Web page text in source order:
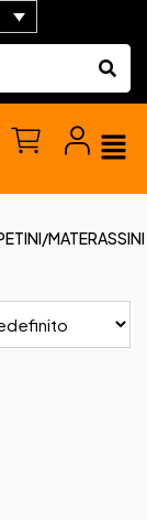
MATERASSINI